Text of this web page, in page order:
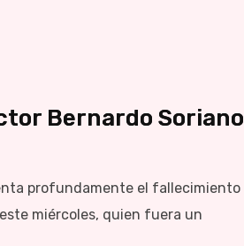
Bernardo Soriano
profundamente el fallecimiento
miércoles, quien fuera un